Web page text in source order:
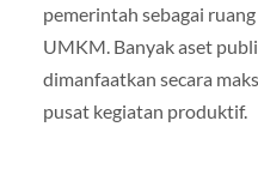
pemerintah sebagai
UMKM. Banyak aset
dimanfaatkan secara
pusat kegiatan produktif.